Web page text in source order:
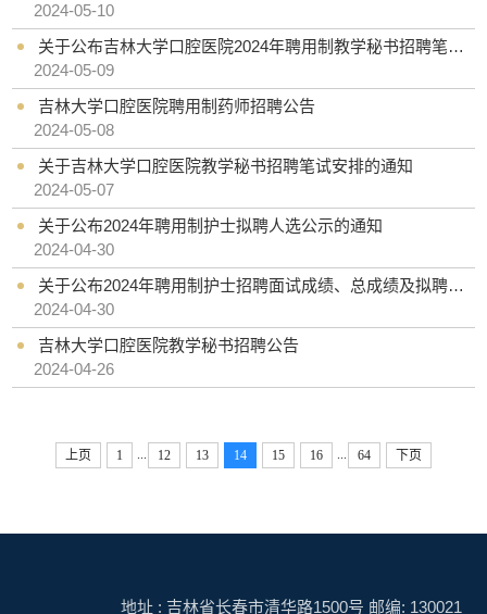
2024-05-10
关于公布吉林大学口腔医院2024年聘用制教学秘书招聘笔试成绩及面试安排的通知
2024-05-09
吉林大学口腔医院聘用制药师招聘公告
2024-05-08
关于吉林大学口腔医院教学秘书招聘笔试安排的通知
2024-05-07
关于公布2024年聘用制护士拟聘人选公示的通知
2024-04-30
关于公布2024年聘用制护士招聘面试成绩、总成绩及拟聘人选公示的通知
2024-04-30
吉林大学口腔医院教学秘书招聘公告
2024-04-26
上页 1 12 13 14 15 16 64 下页
地址 : 吉林省长春市清华路1500号 邮编: 130021